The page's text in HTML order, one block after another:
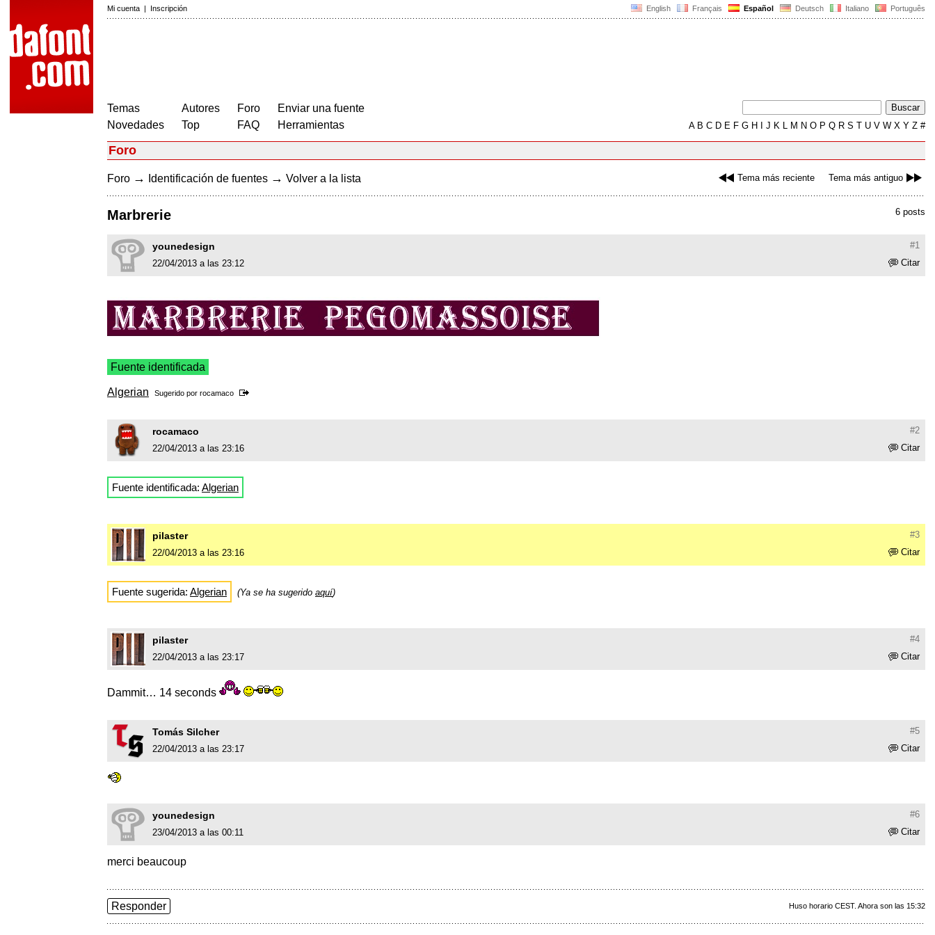
English Français Español Deutsch Italiano Português
Mi cuenta | Inscripción
Temas
Novedades
Autores
Top
Foro
FAQ
Enviar una fuente
Herramientas
AB C D E F G H J K L M N O P Q R S T U V W X Y Z #
Foro
Tema más reciente Tema más antiguo
Foro → Identificación de fuentes → Volver a la lista
6 posts
Marbrerie
#1
younedesign
Citar
22/04/2013 a las 23:12
Fuente identificada
Algerian Sugerido por rocamaco
#2
rocamaco
Citar
22/04/2013 a las 23:16
Fuente identificada: Algerian
#3
pilaster
Citar
22/04/2013 a las 23:16
Fuente sugerida: Algerian (Ya se ha sugerido aquí)
#4
pilaster
Citar
22/04/2013 a las 23:17
Dammit… 14 seconds
#5
Tomás Silcher
Citar
22/04/2013 a las 23:17
#6
younedesign
Citar
23/04/2013 a las 00:11
merci beaucoup
Huso horario CEST. Ahora son las 15:32
Responder